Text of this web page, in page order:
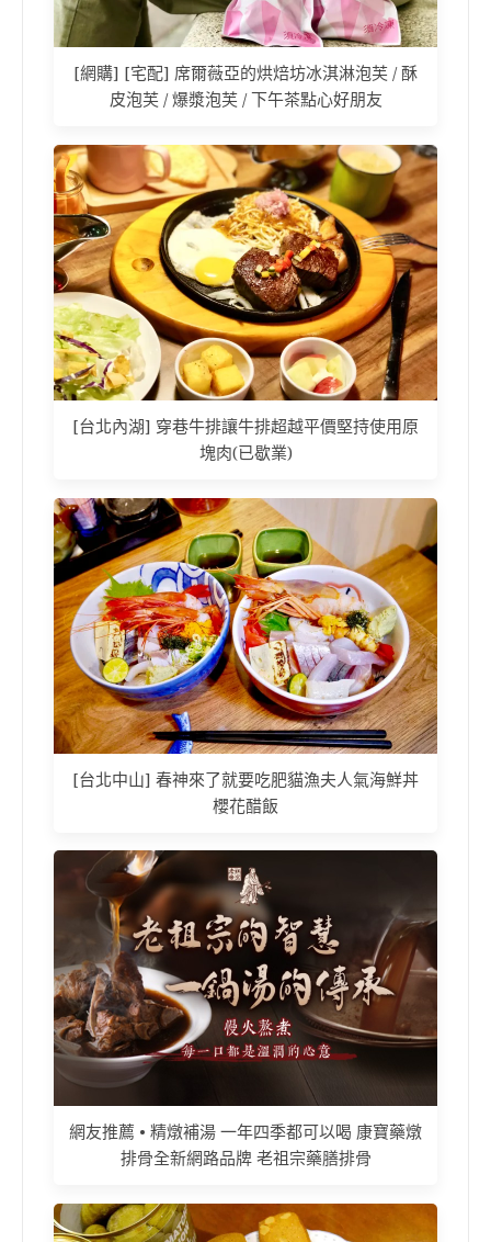
[網購] [宅配] 席爾薇亞的烘焙坊冰淇淋泡芙 / 酥
皮泡芙 / 爆漿泡芙 / 下午茶點心好朋友
[台北內湖] 穿巷牛排讓牛排超越平價堅持使用原
塊肉(已歇業)
[台北中山] 春神來了就要吃肥貓漁夫人氣海鮮丼
櫻花醋飯
網友推薦 • 精燉補湯 一年四季都可以喝 康寶藥燉
排骨全新網路品牌 老祖宗藥膳排骨